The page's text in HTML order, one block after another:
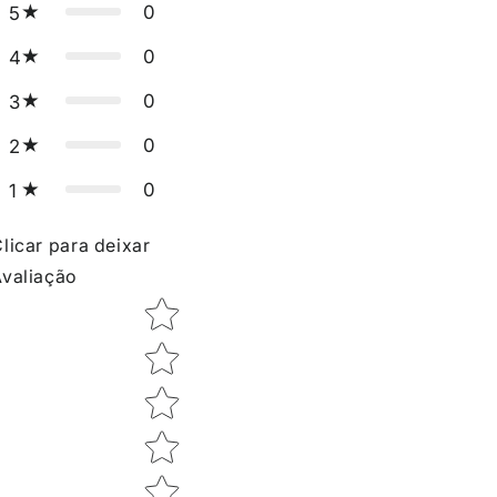
5 0
4 0
3 0
2 0
1 0
para deixar
Star rating